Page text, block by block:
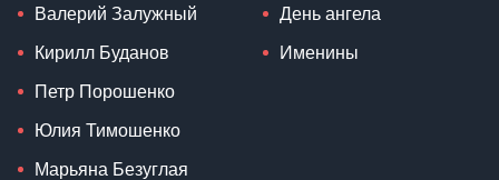
Валерий Залужный
Кирилл Буданов
Петр Порошенко
Юлия Тимошенко
Марьяна Безуглая
День ангела
Именины